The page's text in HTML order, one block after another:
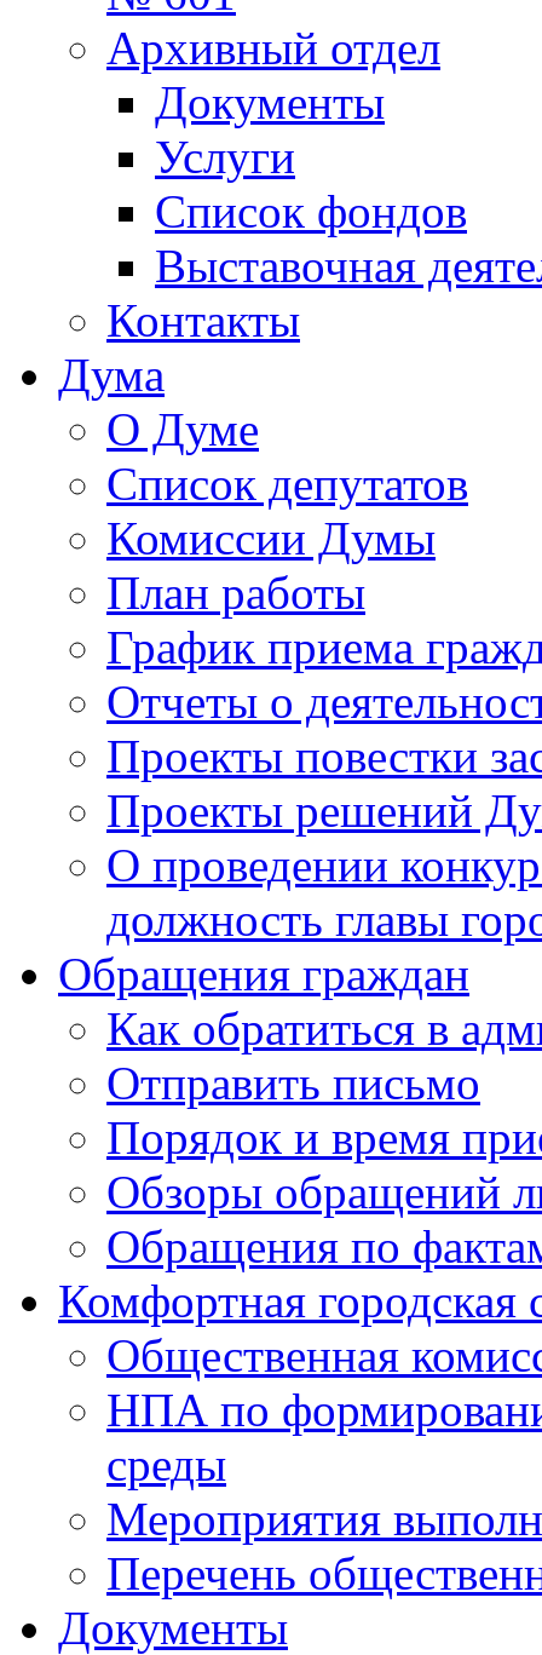
Архивный отдел
Документы
Услуги
Список фондов
Выставочная
Контакты
Дума
О Думе
Список депутатов
Комиссии Думы
План работы
График приема
Отчеты о
Проекты повестки
Проекты решений
О проведении
должность главы
Обращения граждан
Как обратиться в
Отправить письмо
Порядок и время
Обзоры обращений
Обращения по
Комфортная городская
Общественная
НПА по
среды
Мероприятия
Перечень
Документы